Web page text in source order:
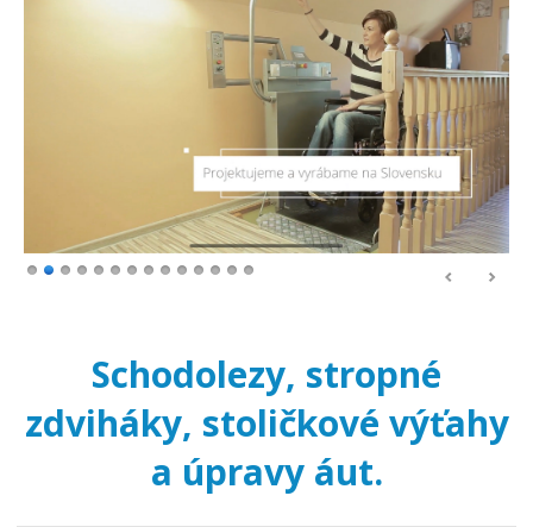
Schodolezy, stropné
zdviháky, stoličkové výťahy
a úpravy áut.